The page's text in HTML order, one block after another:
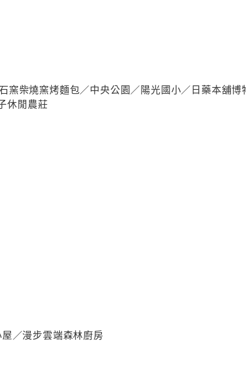
柴燒窯烤麵包／中央公園／陽光國小／日藥本舖
休閒農莊
／漫步雲端森林廚房